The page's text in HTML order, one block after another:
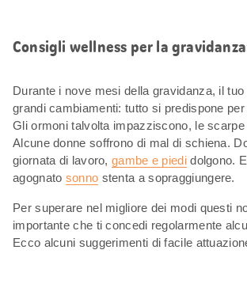
Consigli wellness per la
Durante i nove mesi della gravidanza, il
grandi cambiamenti: tutto si predispone
Gli ormoni talvolta impazziscono, le scarpe
Alcune donne soffrono di mal di schiena.
giornata di lavoro,gambe e piedidolgono.
agognato sonno stenta a sopraggiungere.
Per superare nel migliore dei modi questi
importante che ti concedi regolarmente
Ecco alcuni suggerimenti di facile